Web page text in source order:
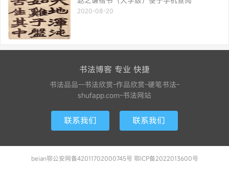
2020-08-20
书法博客 专业 快捷
书法品品--书法欣赏-作品欣赏-硬笔书法-
shufapp.com-书法网站
联系我们 联系我们
beian鄂公安网备42011702000745号 鄂ICP备2022013600号